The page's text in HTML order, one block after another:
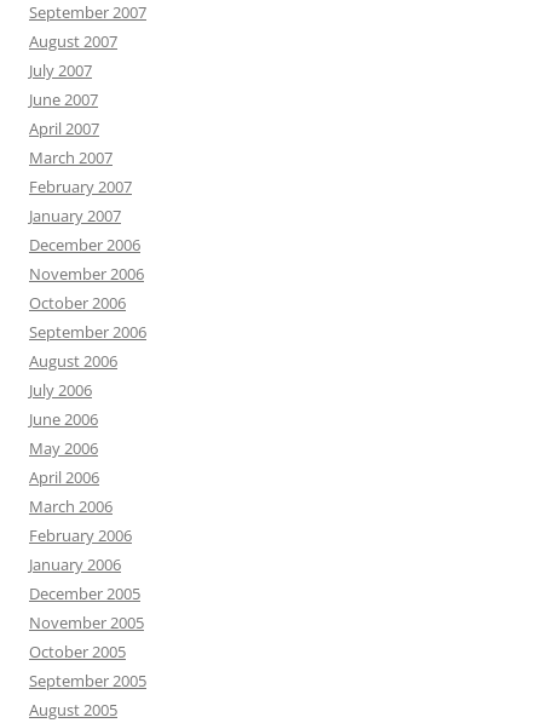
September 2007
August 2007
July 2007
June 2007
April 2007
March 2007
February 2007
January 2007
December 2006
November 2006
October 2006
September 2006
August 2006
July 2006
June 2006
May 2006
April 2006
March 2006
February 2006
January 2006
December 2005
November 2005
October 2005
September 2005
August 2005